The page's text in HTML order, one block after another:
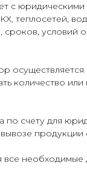
с
теплосетей,
сроков, условий
количество
по счету для
продукции
все